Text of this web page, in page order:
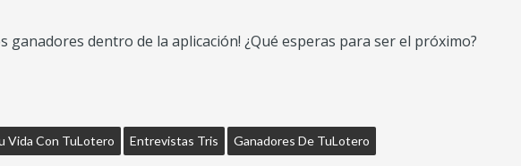
ganadores dentro de la aplicación! ¿Qué esperas para ser el próximo?
Vida Con TuLotero Entrevistas Tris Ganadores De TuLotero